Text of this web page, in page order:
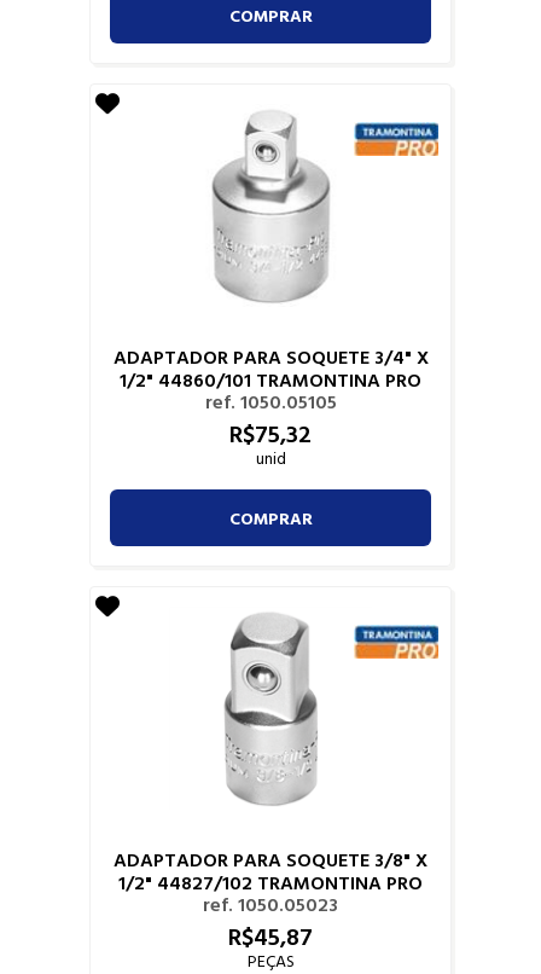
COMPRAR
ADAPTADOR PARA SOQUETE 3/4" X
1/2" 44860/101 TRAMONTINA PRO
ref. 1050.05105
R$75,32
unid
COMPRAR
ADAPTADOR PARA SOQUETE 3/8" X
1/2" 44827/102 TRAMONTINA PRO
ref. 1050.05023
R$45,87
PEÇAS